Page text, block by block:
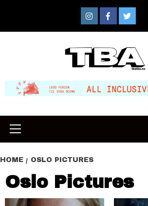
content
InstagramFacebook
Twitter
Primary
Menu
HOME OSLO PICTURES
Oslo Pictures